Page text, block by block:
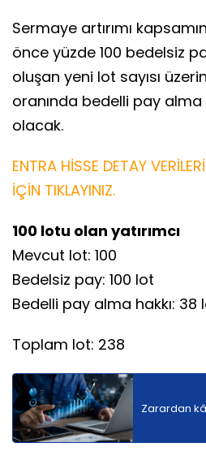
Sermaye artırımı
önce yüzde 100 bedelsiz
oluşan yeni lot sayısı
oranında bedelli pay alma
olacak.
ENTRA HİSSE DETAY
İÇİN TIKLAYINIZ.
100 lotu olan yatırımcı
Mevcut lot: 100
Bedelsiz pay: 100 lot
Bedelli pay alma hakkı: 38
Toplam lot: 238
Zarardan